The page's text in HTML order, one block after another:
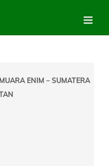
ENIM – SUMATERA